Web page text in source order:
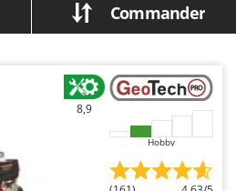
et végétaux
- Démarreurs
Commander
8,9
Hobby